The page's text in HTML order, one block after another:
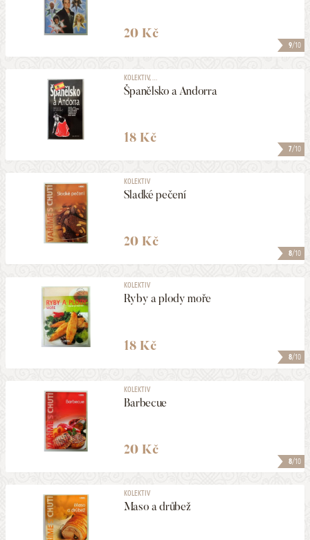
9/10
20 Kč
7/10
KOLEKTIV, ...
Španělsko a Andorra
18 Kč
8/10
KOLEKTIV
Sladké pečení
20 Kč
8/10
KOLEKTIV
Ryby a plody moře
18 Kč
8/10
KOLEKTIV
Barbecue
20 Kč
KOLEKTIV
Maso a drůbež